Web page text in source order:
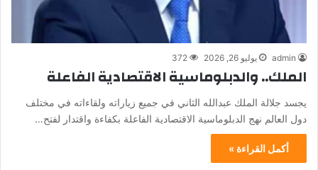
admin يوليو 26, 2026 372
الملك.. والدبلوماسية الاقتصادية الفاعلة
يجسد جلالة الملك عبدالله الثاني في جميع زياراته ولقاءاته في مختلف
دول العالم نهج الدبلوماسية الاقتصادية الفاعلة بكفاءة واقتدار لفتح…
أكمل القراءة »